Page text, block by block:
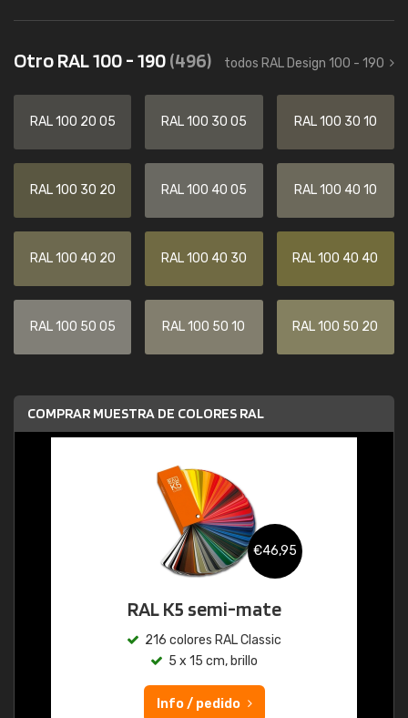
Otro RAL 100 - 190(496) todos RAL Design 100 - 190
RAL 100 20 05 RAL 100 30 05 RAL 100 30 10
RAL 100 30 20 RAL 100 40 05 RAL 100 40 10
RAL 100 40 20 RAL 100 40 30 RAL 100 40 40
RAL 100 50 05 RAL 100 50 10 RAL 100 50 20
COMPRAR MUESTRA DE COLORES RAL
€46,95
RAL K5 semi-mate
216 colores RAL Classic
5 x 15 cm, brillo
Info / pedido